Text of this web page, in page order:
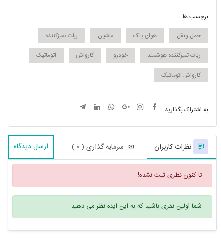
برچسب ها
حمل ونقل
هوای پاک ماشین
ربات تمیزکننده
ربات تمیزکننده هوشمند
خودرو کارواش
اتوماتیک
کارواش اتوماتیک
به اشتراک بگذارید
نظرات کاربران سرمایه گذاری ( 0 ) ارسال دیدگاه
تا کنون نظری ثبت نشده!
شما اولین نفری باشید که به این ایده نظر می دهید.